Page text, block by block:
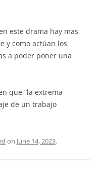
este drama hay mas
y como actúan los
a poder poner una
que “la extrema
de un trabajo
on June 14, 2023.